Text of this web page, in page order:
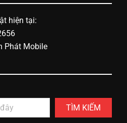
hiện tại:
Phát Mobile
TÌM KIẾM